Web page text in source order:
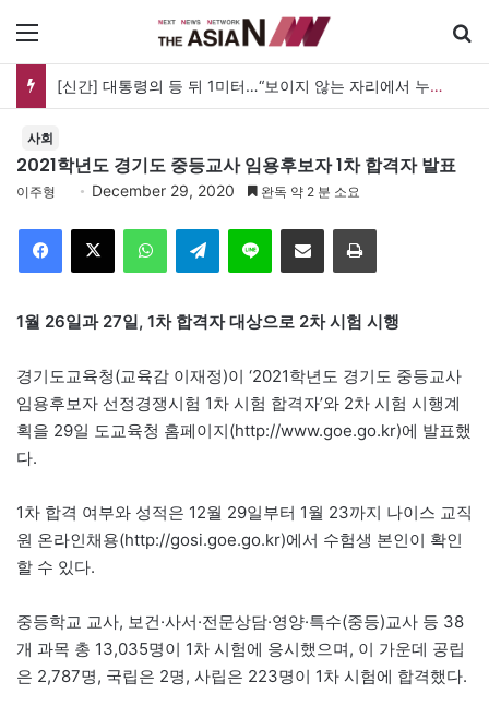
[신간] 대통령의 등 뒤 1미터…“보이지 않는 자리에서 누구를 지킨다는 것”
사회
2021학년도 경기도 중등교사 임용후보자 1차 합격자 발표
이주형 December 29, 2020 완독 약 2 분 소요
Telegram 이메일
1월 26일과 27일, 1차 합격자 대상으로 2차 시험 시행
경기도교육청(교육감 이재정)이 ‘2021학년도 경기도 중등교사
임용후보자 선정경쟁시험 1차 시험 합격자’와 2차 시험 시행계
획을 29일 도교육청 홈페이지(http://www.goe.go.kr)에 발표했
다.
1차 합격 여부와 성적은 12월 29일부터 1월 23까지 나이스 교직
원 온라인채용(http://gosi.goe.go.kr)에서 수험생 본인이 확인
할 수 있다.
중등학교 교사, 보건·사서·전문상담·영양·특수(중등)교사 등 38
개 과목 총 13,035명이 1차 시험에 응시했으며, 이 가운데 공립
은 2,787명, 국립은 2명, 사립은 223명이 1차 시험에 합격했다.